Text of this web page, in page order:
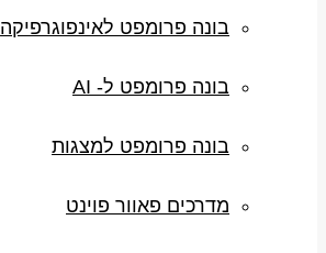
בונה פרומפט לאינפוגרפיקה
בונה פרומפט ל- AI
בונה פרומפט למצגות
מדרכים פאוור פוינט